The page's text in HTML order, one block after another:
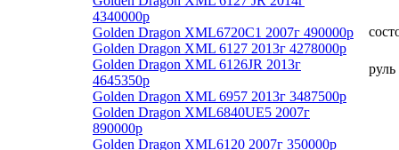
4340000р
Golden Dragon XML6720C1 2007г 490000р
Golden Dragon XML 6127 2013г 4278000р
Golden Dragon XML 6126JR 2013г
4645350р
Golden Dragon XML 6957 2013г 3487500р
Golden Dragon XML6840UE5 2007г
890000р
Golden Dragon XML6120 2007г 350000р
руль